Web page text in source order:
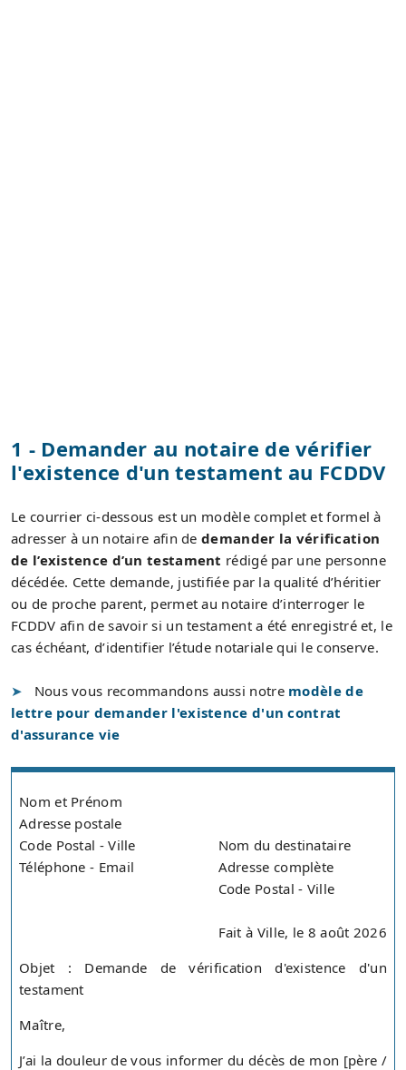
1 - Demander au notaire de vérifier
l'existence d'un testament au FCDDV
Le courrier ci-dessous est un modèle complet et formel à
adresser à un notaire afin dedemander la vérification
de l’existence d’un testament rédigé par une personne
décédée. Cette demande, justifiée par la qualité d’héritier
ou de proche parent, permet au notaire d’interroger le
FCDDV afin de savoir si un testament a été enregistré et, le
cas échéant, d’identifier l’étude notariale qui le conserve.
Nous vous recommandons aussi notre modèle de
lettre pour demander l'existence d'un contrat
d'assurance vie
Nom et Prénom
Adresse postale
Code Postal - Ville
Téléphone - Email
Nom du destinataire
Adresse complète
Code Postal - Ville
Fait à Ville, le 8 août 2026
Objet : Demande de vérification d'existence d'un
testament
Maître,
J’ai la douleur de vous informer du décès de mon [père /